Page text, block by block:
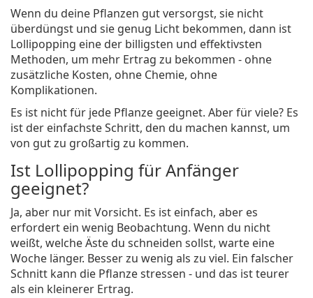
Wenn du deine Pflanzen gut versorgst, sie nicht
überdüngst und sie genug Licht bekommen, dann ist
Lollipopping eine der billigsten und effektivsten
Methoden, um mehr Ertrag zu bekommen - ohne
zusätzliche Kosten, ohne Chemie, ohne
Komplikationen.
Es ist nicht für jede Pflanze geeignet. Aber für viele? Es
ist der einfachste Schritt, den du machen kannst, um
von gut zu großartig zu kommen.
Ist Lollipopping für Anfänger
geeignet?
Ja, aber nur mit Vorsicht. Es ist einfach, aber es
erfordert ein wenig Beobachtung. Wenn du nicht
weißt, welche Äste du schneiden sollst, warte eine
Woche länger. Besser zu wenig als zu viel. Ein falscher
Schnitt kann die Pflanze stressen - und das ist teurer
als ein kleinerer Ertrag.